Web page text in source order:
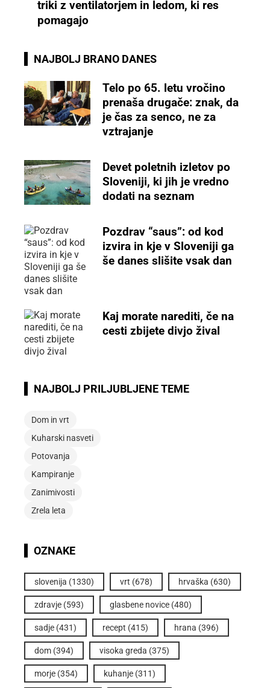
triki z ventilatorjem in ledom, ki res
pomagajo
NAJBOLJ BRANO DANES
Telo po 65. letu vročino
prenaša drugače: znak, da
je čas za senco, ne za
vztrajanje
Devet poletnih izletov po
Sloveniji, ki jih je vredno
dodati na seznam
Pozdrav “saus”: od kod
izvira in kje v Sloveniji ga
še danes slišite vsak dan
Kaj morate narediti, če na
cesti zbijete divjo žival
NAJBOLJ PRILJUBLJENE TEME
Dom in vrt
Kuharski nasveti
Potovanja
Kampiranje
Zanimivosti
Zrela leta
OZNAKE
slovenija (1330) vrt (678) hrvaška (630)
zdravje (593) glasbene novice (480)
sadje (431) recept (415) hrana (396)
dom (394) visoka greda (375)
morje (354) kuhanje (311)